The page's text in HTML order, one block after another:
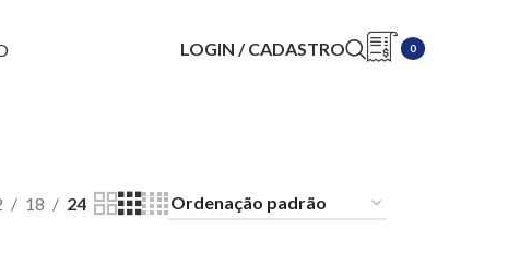
LOGIN / CADASTRO 0
18 24